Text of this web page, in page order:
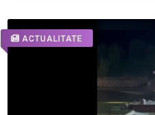
ACTUALITATE